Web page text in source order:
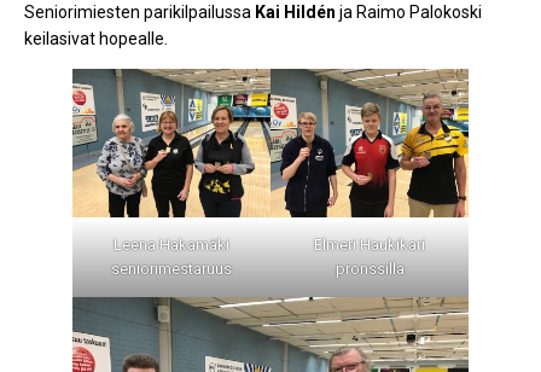
Seniorimiesten parikilpailussa Kai Hildén ja Raimo Palokoski
keilasivat hopealle.
Leena Hakamäki
seniorimestaruus
Elmeri Haukikari
pronssilla